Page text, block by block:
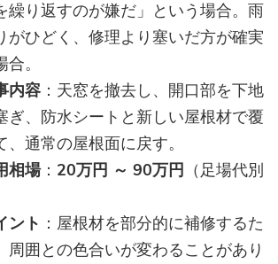
繰り返すのが嫌だ」という場合。雨
がひどく、修理より塞いだ方が確実
。
内容 ：天窓を撤去し、開口部を下地
ぎ、防水シートと新しい屋根材で覆
、通常の屋根面に戻す。
相場： 20万円 ～ 90万円 （足場代別
ント ：屋根材を部分的に補修するた
周囲との色合いが変わることがあり